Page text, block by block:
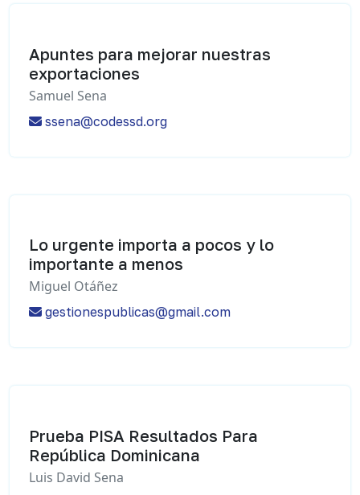
Apuntes para mejorar nuestras
exportaciones
Samuel Sena
ssena@codessd.org
Lo urgente importa a pocos y lo
importante a menos
Miguel Otáñez
gestionespublicas@gmail.com
Prueba PISA Resultados Para
República Dominicana
Luis David Sena